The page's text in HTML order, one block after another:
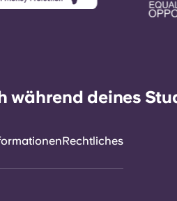
während deines
Rechtliches